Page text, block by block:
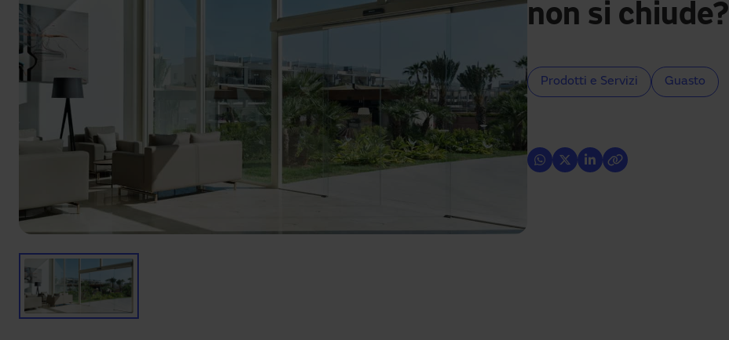
non si chiude?
Prodotti e Servizi Guasto